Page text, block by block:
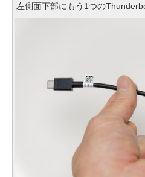
左側面下部にもう1つの